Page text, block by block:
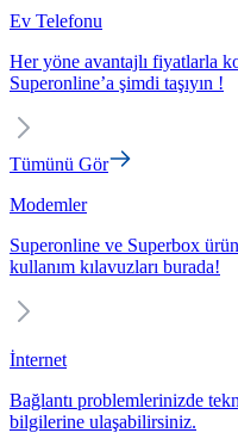
Ev Telefonu
Her yöne avantajlı fiyatlarla
Superonline’a şimdi taşıyın !
Tümünü Gör
Modemler
Superonline ve Superbox
kullanım kılavuzları burada!
İnternet
Bağlantı problemlerinizde
bilgilerine ulaşabilirsiniz.